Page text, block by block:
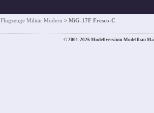
Flugzeuge Militär Modern > MiG-17F Fresco-C
© 2001-2026 Modellversium Modellbau